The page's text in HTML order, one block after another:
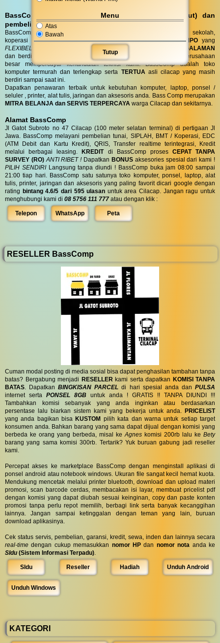
Menu
Atas
Bawah
Tutup
BassComp melayani servis kunjungan (antar jemput) dan
pembelian DO (Delivery Order)
BassComp juga melayani servis dan penjualan untuk instansi, sekolah,
koperasi dan perusahaan denganTENOR PEMBAYARAN TEMPO yang
FLEXIBEL
sesuai kebutuhan anda. Toko BassComp telah
BERPENGALAMAN
dan berdiri selama puluhan tahun, telah banyak instansi dan perusahaan
besar mempercayai kehandalan teknisi kami. BassComp adalah toko
komputer termurah dan terlengkap serta TERTUAasli cilacap yang masih
berdiri sampai saat ini.
Dapatkan penawaran terbaik untuk kebutuhan komputer, laptop, ponsel /
seluler , printer, alat tulis, jaringan dan aksesoris anda. Bass Comp merupakan
MITRA BELANJA dan SERVIS TERPERCAYA warga Cilacap dan sekitarnya.
Alamat BassComp
Jl Gatot Subroto no 47 Cilacap (100 meter selatan terminal) di pertigaan Jl
Jawa. BassComp melayani pembelian tunai, SIPLAH, BMT / Koperasi, EDC
(ATM Debit dan Kartu Kredit), QRIS, Transfer realtime terintegrasi, Kredit
melalui berbagai leasing.
KREDITdi BassComp proses CEPAT TANPA
SURVEY (RO) ANTI RIBET !Dapatkan BONUSaksesories spesial dari kami !
PILIH SENDIRILangsung tanpa diundi ! BassComp buka jam 08:00 sampai
21:00 tiap hari. BassComp satu satunya toko komputer, ponsel, laptop, alat
tulis, printer, jaringan dan aksesoris yang paling favorit dicari google dengan
rating bintang 4.6/5 dari 595 ulasan untuk area Cilacap. Jangan ragu untuk
menghubungi kami di 08 5756 111 777 atau dengan klik :
Telepon WhatsApp Peta
RESELLER BassComp
Cuman modal posting di media sosial bisa dapat penghasilan tambahan tanpa
batas? Bergabung menjadi RESELLERkami serta dapatkan KOMISI TANPA
BATAS. DapatkanBINGKISAN PARCEL di hari spesial anda danPULSA
internet serta PONSEL 8GB untuk anda ! GRATIS !! TANPA DIUNDI !!!
Tambahkan komisi sebanyak yang anda inginkan atau berdasarkan
persentase lalu biarkan sistem kami yang bekerja untuk anda. PRICELIST
yang anda bagikan bisa KUSTOM pilih kata dan warna untuk setiap target
konsumen anda. Bahkan barang yang sama dapat dijual dengan komisi yang
berbeda ke orang yang berbeda, misal keAgnes komisi 200rb lalu ke Bety
barang yang sama komisi 300rb. Tertarik? Yuk buruan gabung jadi reseller
kami.
Percepat akses ke marketplace BassComp dengan menginstall aplikasi di
ponsel android atau notebook windows. Ukuran file sangat kecil hemat kuota.
Mendukung mencetak melalui printer bluetooth, download dan upload materi
promosi, scan barcode cerdas, membacakan isi layar, membuat pricelist pdf
dengan komisi yang dapat diubah sesuai keinginan, copy dan paste konten
promosi tanpa perlu repot memilih, berbagi link serta banyak kecanggihan
lainnya. Jangan sampai ketinggalan dengan teman yang lain, buruan
download aplikasinya.
Cek status servis, pembelian, garansi, kredit, sewa, inden dan lainnya secara
real-time dengan cukup memasukkan nomor HP dan nomor nota anda ke
SIdu (Sistem Informasi Terpadu).
SIdu Reseller Hadiah Unduh Android
Unduh Windows
KATEGORI